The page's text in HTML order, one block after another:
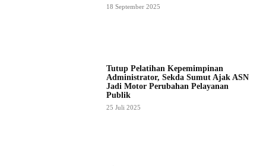
18 September 2025
Tutup Pelatihan Kepemimpinan
Administrator, Sekda Sumut Ajak ASN
Jadi Motor Perubahan Pelayanan
Publik
25 Juli 2025